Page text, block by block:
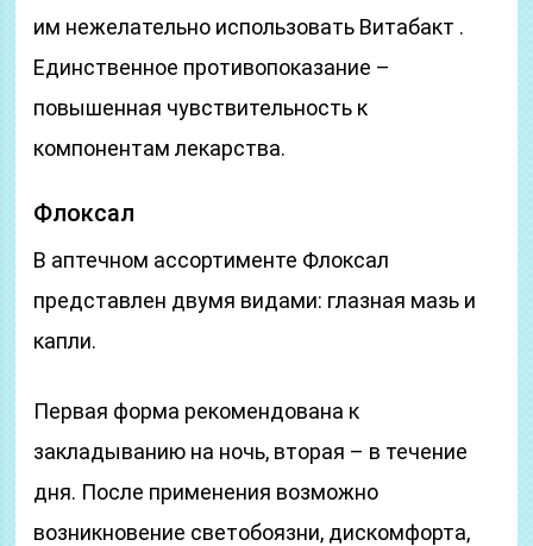
им нежелательно использовать Витабакт .
Единственное противопоказание –
повышенная чувствительность к
компонентам лекарства.
Флоксал
В аптечном ассортименте Флоксал
представлен двумя видами: глазная мазь и
капли.
Первая форма рекомендована к
закладыванию на ночь, вторая – в течение
дня. После применения возможно
возникновение светобоязни, дискомфорта,